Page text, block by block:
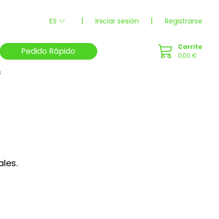
ES | Iniciar sesión | Registrarse
Pedido Rápido
Carrito
0,00 €